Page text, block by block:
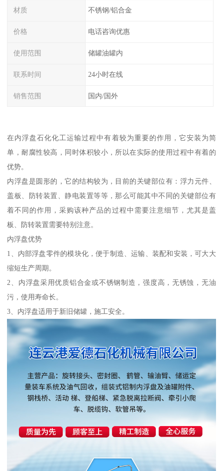
材质 不锈钢/铝合金
价格 电话咨询优惠
使用范围 储罐油罐内
联系时间 24小时在线
销售范围 国内/国外
在内浮盘石化化工运输过程中有着较为重要的作用，它安装为简
单，耐腐性较高，同时体积较小，所以在实际的使用过程中有着的
优势。
内浮盘是圆形的，它的结构较为，目前的关键部位有：浮力元件、
盖板、防转装置、静电装置等等，那么可能其中不同的关键部位有
着不同的作用，采购该种产品的过程中需要注意细节，尤其是盖
板、防转装置需要特别注意。
内浮盘优势
1、内部浮盘零件的模块化，便于制造、运输、装配和安装，可大大
缩短生产周期。
2、内浮盘采用优质铝合金或不锈钢制造，强度高，无锈蚀，无油
污，使用寿命长。
3、内浮盘适用于新旧储罐，施工安全。